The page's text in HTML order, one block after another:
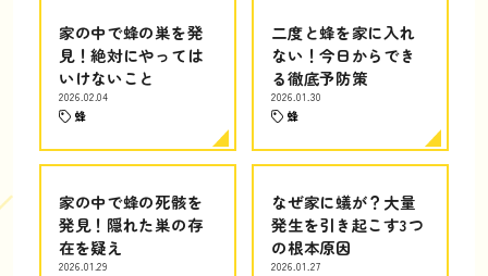
家の中で蜂の巣を発
見！絶対にやっては
いけないこと
2026.02.04
蜂
二度と蜂を家に入れ
ない！今日からでき
る徹底予防策
2026.01.30
蜂
家の中で蜂の死骸を
発見！隠れた巣の存
在を疑え
2026.01.29
なぜ家に蟻が？大量
発生を引き起こす3つ
の根本原因
2026.01.27